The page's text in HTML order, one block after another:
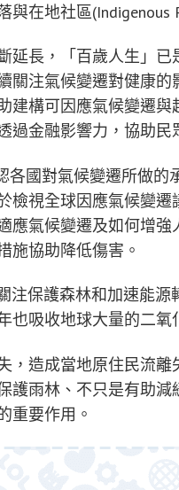
與在地社區(Indigenous
延長，「百歲人生」
關注氣候變遷對健康
建構可因應氣候變遷
過金融影響力，協助民
各國對氣候變遷所做
檢視全球因應氣候變
應氣候變遷及如何增
施協助降低傷害。
注保護森林和加速能
也吸收地球大量的二
，造成當地原住民流
護雨林、不只是有助
重要作用。